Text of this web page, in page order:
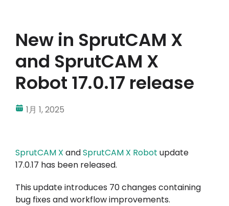
産業
会社概要
ディーラーポータル
サポート
ログイン
New in SprutCAM X
and SprutCAM X
Robot 17.0.17 release
1月 1, 2025
SprutCAM X andSprutCAM X Robot update
17.0.17 has been released.
This update introduces 70 changes containing
bug fixes and workflow improvements.